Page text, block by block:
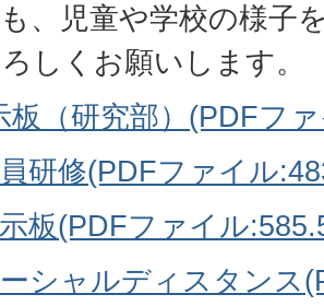
、児童や学校の様子
しくお願いします。
板（研究部）(PDFフ
研修(PDFファイル
板(PDFファイル
シャルディスタンス